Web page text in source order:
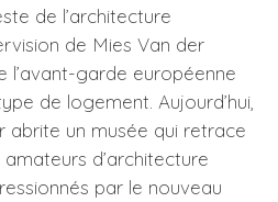
de l’architecture
de Mies Van der
l’avant-garde européenne
de logement. Aujourd’hui,
abrite un musée qui retrace
amateurs d’architecture
par le nouveau